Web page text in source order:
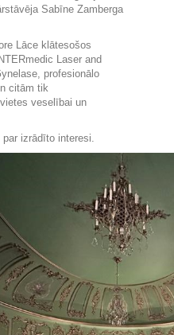
Sabīne Zamberga
Lāce klātesošos
Laser and
profesionālo
citām tik
veselībai un
izrādīto interesi.